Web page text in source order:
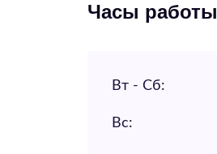
Часы работы
Вт - Сб:
Вс: